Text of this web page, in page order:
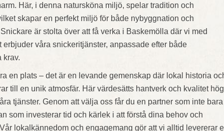
Här, i denna natursköna miljö, spelar tradition och
skapar en perfekt miljö för både nybyggnation och
är stolta över att få verka i Baskemölla där vi med
våra snickeritjänster, anpassade efter både
krav.
en plats – det är en levande gemenskap där lokal historia
till en unik atmosfär. Här värdesätts hantverk och kvalitet
tjänster. Genom att välja oss får du en partner som inte bara
som investerar tid och kärlek i att förstå dina behov och
lokalkännedom och engagemang gör att vi alltid levererar